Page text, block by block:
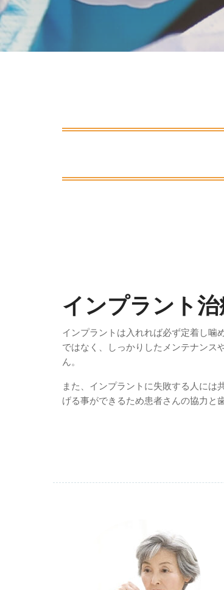
インプラント
インプラントは入れれば必ず定着し噛
ではなく、しっかりしたメンテナンス
ん。
また、インプラントに失敗する人には
げる事ができるため患者さんの協力と